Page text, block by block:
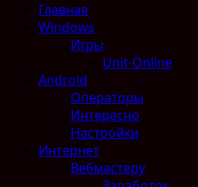
Главная
Windows
Игры
Unit-Online
Android
Операторы
Интересно
Настройки
Интернет
Вебмастеру